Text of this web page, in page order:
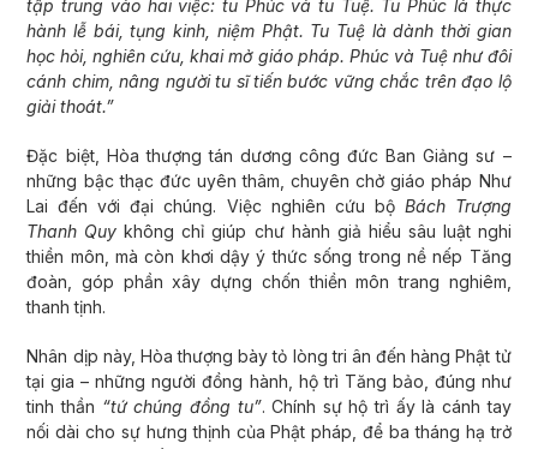
tập trung vào hai việc: tu Phúc và tu Tuệ. Tu Phúc là thực
hành lễ bái, tụng kinh, niệm Phật. Tu Tuệ là dành thời gian
học hỏi, nghiên cứu, khai mở giáo pháp. Phúc và Tuệ như đôi
cánh chim, nâng người tu sĩ tiến bước vững chắc trên đạo lộ
giải thoát.”
Đặc biệt, Hòa thượng tán dương công đức Ban Giảng sư –
những bậc thạc đức uyên thâm, chuyên chở giáo pháp Như
Lai đến với đại chúng. Việc nghiên cứu bộ Bách Trượng
Thanh Quy không chỉ giúp chư hành giả hiểu sâu luật nghi
thiền môn, mà còn khơi dậy ý thức sống trong nề nếp Tăng
đoàn, góp phần xây dựng chốn thiền môn trang nghiêm,
thanh tịnh.
Nhân dịp này, Hòa thượng bày tỏ lòng tri ân đến hàng Phật tử
tại gia – những người đồng hành, hộ trì Tăng bảo, đúng như
tinh thần “tứ chúng đồng tu”. Chính sự hộ trì ấy là cánh tay
nối dài cho sự hưng thịnh của Phật pháp, để ba tháng hạ trở